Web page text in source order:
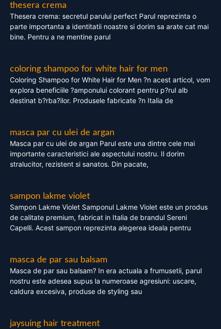
thesera crema
Thesera crema: secretul parului perfect Parul reprezinta o
parte importanta a identitatii noastre si dorim sa arate cat mai
bine. Pentru a ne mentine parul
coloring shampoo for white hair for men
Coloring Shampoo for White Hair for Men ?n acest articol, vom
explora beneficiile ?amponului colorant pentru p?rul alb
destinat b?rba?ilor. Produsele fabricate ?n Italia de
masca par cu ulei de argan
Masca par cu ulei de argan Parul este una dintre cele mai
importante caracteristici ale aspectului nostru. Il dorim
stralucitor, rezistent si sanatos. Din pacate,
sampon lakme violet
Sampon Lakme Violet Samponul Lakme Violet este un produs
de calitate premium, fabricat in Italia de brandul Sereni
Capelli. Acest sampon reprezinta alegerea ideala pentru
masca de par sau balsam
Masca de par sau balsam? In era actuala a frumusetii, parul
nostru este adesea supus la numeroase agresiuni: uscare,
caldura excesiva, produse de styling sau
jaysuing hair treatment